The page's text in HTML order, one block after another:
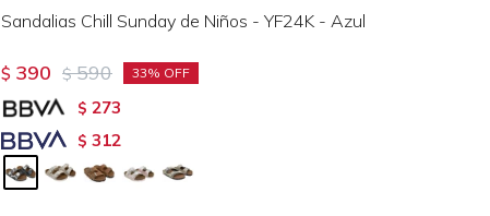
Sandalias Chill Sunday de Niños - YF24K - Azul
$ 390 $ 590 33
$ 273
$ 312